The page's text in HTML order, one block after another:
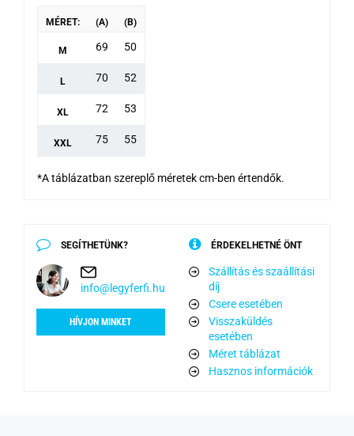
MÉRET: (A) (B)
M 69 50
L 70 52
XL 72 53
XXL 75 55
*A táblázatban szereplő méretek cm-ben értendők.
SEGÍTHETÜNK?
info@legyferfi.hu
HÍVJON MINKET
ÉRDEKELHETNÉ ÖNT
Szállítás és szaállítási
díj
Csere esetében
Visszaküldés
esetében
Méret táblázat
Hasznos információk